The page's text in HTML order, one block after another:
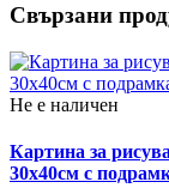
Свързани
Не е наличен
Картина за
30х40см с